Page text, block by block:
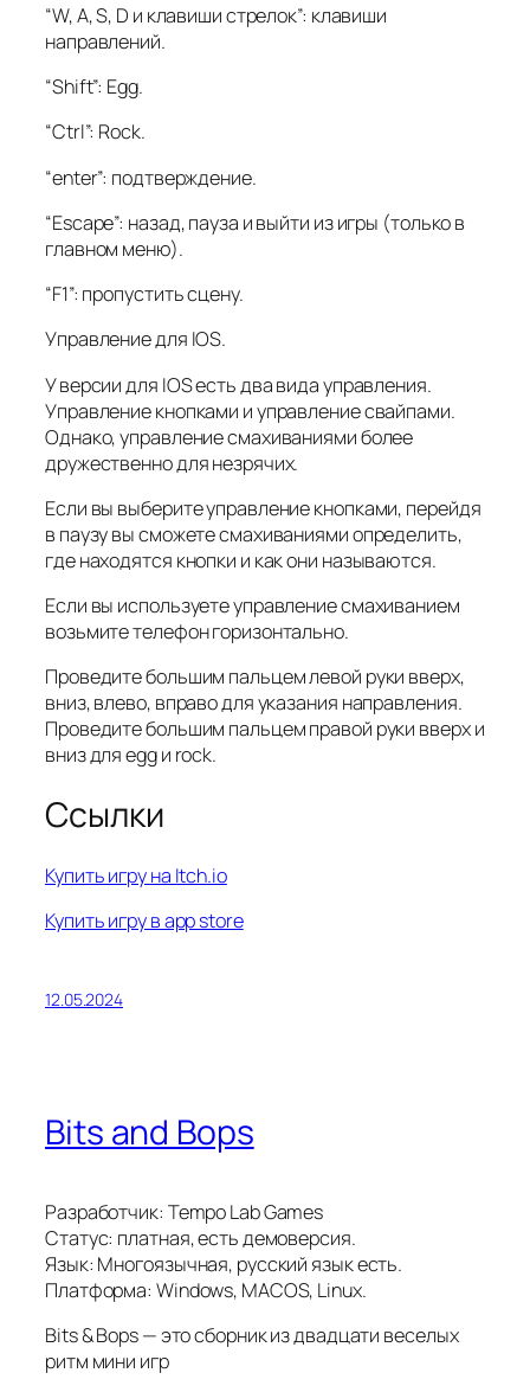
“W, A, S, D и клавиши стрелок”: клавиши
направлений.
“Shift”: Egg.
“Ctrl”: Rock.
“enter”: подтверждение.
“Escape”: назад, пауза и выйти из игры (только в
главном меню).
“F1”: пропустить сцену.
Управление для IOS.
У версии для IOS есть два вида управления.
Управление кнопками и управление свайпами.
Однако, управление смахиваниями более
дружественно для незрячих.
Если вы выберите управление кнопками, перейдя
в паузу вы сможете смахиваниями определить,
где находятся кнопки и как они называются.
Если вы используете управление смахиванием
возьмите телефон горизонтально.
Проведите большим пальцем левой руки вверх,
вниз, влево, вправо для указания направления.
Проведите большим пальцем правой руки вверх и
вниз для egg и rock.
Ссылки
Купить игру на Itch.io
Купить игру в app store
12.05.2024
Bits and Bops
Разработчик: Tempo Lab Games
Статус: платная, есть демоверсия.
Язык: Многоязычная, русский язык есть.
Платформа: Windows, MACOS, Linux.
Bits & Bops — это сборник из двадцати веселых
ритм мини игр